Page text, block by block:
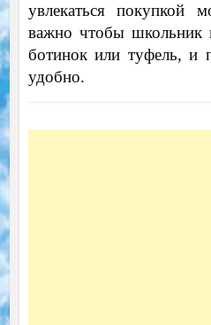
увлекаться покупкой
важно чтобы школьник
ботинок или туфель, и
удобно.